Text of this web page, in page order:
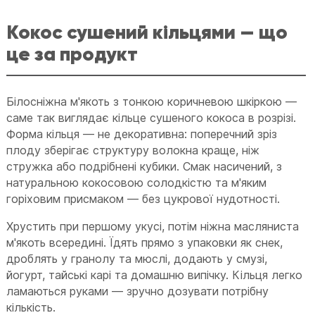
Кокос сушений кільцями — що
це за продукт
Білосніжна м'якоть з тонкою коричневою шкіркою —
саме так виглядає кільце сушеного кокоса в розрізі.
Форма кільця — не декоративна: поперечний зріз
плоду зберігає структуру волокна краще, ніж
стружка або подрібнені кубики. Смак насичений, з
натуральною кокосовою солодкістю та м'яким
горіховим присмаком — без цукрової нудотності.
Хрустить при першому укусі, потім ніжна масляниста
м'якоть всередині. Їдять прямо з упаковки як снек,
дроблять у гранолу та мюслі, додають у смузі,
йогурт, тайські карі та домашню випічку. Кільця легко
ламаються руками — зручно дозувати потрібну
кількість.